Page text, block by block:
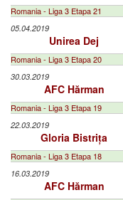
Romania - Liga 3 Etapa 21
05.04.2019
Unirea Dej
Romania - Liga 3 Etapa 20
30.03.2019
AFC Hărman
Romania - Liga 3 Etapa 19
22.03.2019
Gloria Bistrița
Romania - Liga 3 Etapa 18
16.03.2019
AFC Hărman